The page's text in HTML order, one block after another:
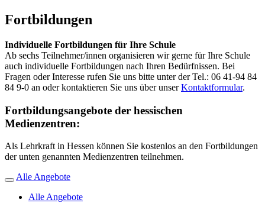
Fortbildungen
Individuelle Fortbildungen für Ihre Schule
Ab sechs Teilnehmer/innen organisieren wir gerne für Ihre Schule
auch individuelle Fortbildungen nach Ihren Bedürfnissen. Bei
Fragen oder Interesse rufen Sie uns bitte unter der Tel.: 06 41-94 84
84 9-0 an oder kontaktieren Sie uns über unserKontaktformular.
Fortbildungsangebote der hessischen
Medienzentren:
Als Lehrkraft in Hessen können Sie kostenlos an den Fortbildungen
der unten genannten Medienzentren teilnehmen.
Alle Angebote
Alle Angebote